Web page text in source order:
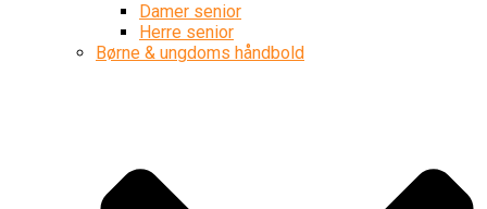
Damer senior
Herre senior
Børne & ungdoms håndbold